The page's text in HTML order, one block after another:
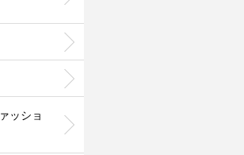
ッショ